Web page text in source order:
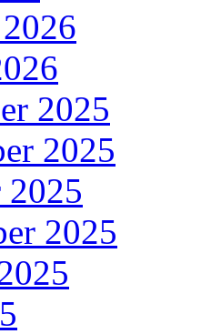
2025
2025
2025
2025